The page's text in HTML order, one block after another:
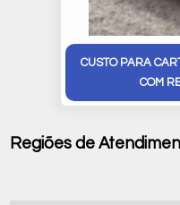
CUSTO PARA
COM
Regiões de